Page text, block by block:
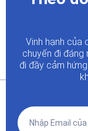
Vinh hạnh của
chuyến đi đáng
đi đầy cảm